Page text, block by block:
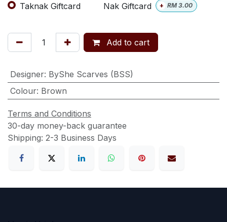
Taknak Giftcard Nak Giftcard + RM3.00
Add to cart
Designer: ByShe Scarves (BSS)
Colour: Brown
Terms and Conditions
30-day money-back guarantee
Shipping: 2-3 Business Days